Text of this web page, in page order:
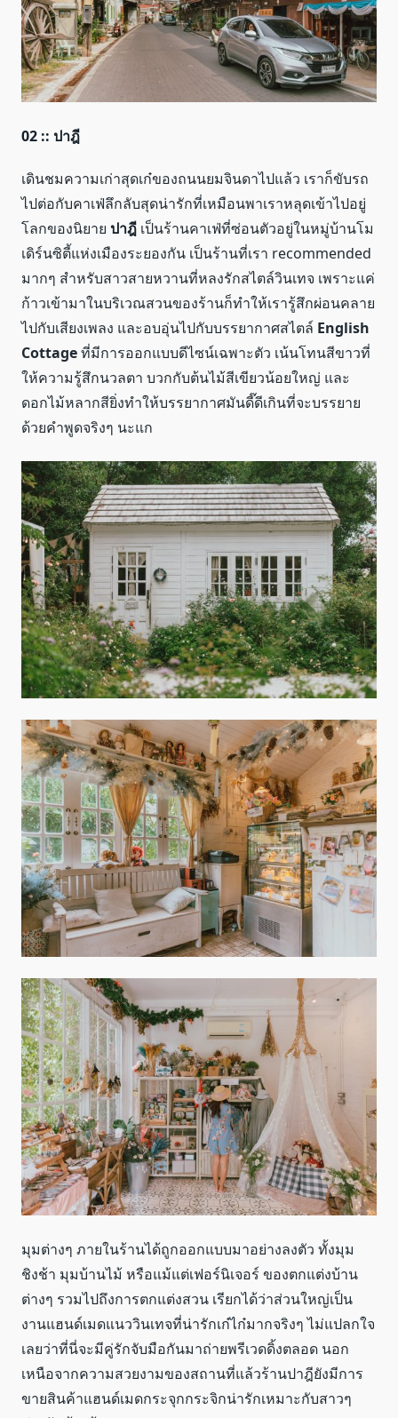
02 :: ปาฎี
เดินชมความเก่าสุดเก๋ของถนนยมจินดาไปแล้ว เราก็ขับรถ
ไปต่อกับคาเฟ่ลึกลับสุดน่ารักที่เหมือนพาเราหลุดเข้าไปอยู่
โลกของนิยาย ปาฎี เป็นร้านคาเฟ่ที่ซ่อนตัวอยู่ในหมู่บ้านโม
เดิร์นซิตี้แห่งเมืองระยองกัน เป็นร้านที่เรา recommended
มากๆ สำหรับสาวสายหวานที่หลงรักสไตล์วินเทจ เพราะแค่
ก้าวเข้ามาในบริเวณสวนของร้านก็ทำให้เรารู้สึกผ่อนคลาย
ไปกับเสียงเพลง และอบอุ่นไปกับบรรยากาศสไตล์ English
Cottageที่มีการออกแบบดีไซน์เฉพาะตัว เน้นโทนสีขาวที่
ให้ความรู้สึกนวลตา บวกกับต้นไม้สีเขียวน้อยใหญ่ และ
ดอกไม้หลากสียิ่งทำให้บรรยากาศมันดี๊ดีเกินที่จะบรรยาย
ด้วยคำพูดจริงๆ นะแก
มุมต่างๆ ภายในร้านได้ถูกออกแบบมาอย่างลงตัว ทั้งมุม
ชิงช้า มุมบ้านไม้ หรือแม้แต่เฟอร์นิเจอร์ ของตกแต่งบ้าน
ต่างๆ รวมไปถึงการตกแต่งสวน เรียกได้ว่าส่วนใหญ่เป็น
งานแฮนด์เมดแนววินเทจที่น่ารักเก๋ไก๋มากจริงๆ ไม่แปลกใจ
เลยว่าที่นี่จะมีคู่รักจับมือกันมาถ่ายพรีเวดดิ้งตลอด นอก
เหนือจากความสวยงามของสถานที่แล้วร้านปาฎียังมีการ
ขายสินค้าแฮนด์เมดกระจุกกระจิกน่ารักเหมาะกับสาวๆ